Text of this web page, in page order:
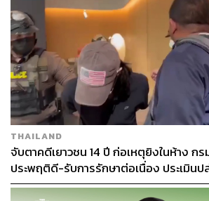
THAILAND
จับตาคดีเยาวชน 14 ปี ก่อเหตุยิงในห้าง ก
ประพฤติดี-รับการรักษาต่อเนื่อง ประเมิน